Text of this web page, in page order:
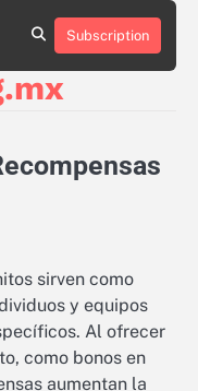
About
Contact
Cookie
Privacy
Sitemap
Terms
Conditions
Subscription
sirven como
y equipos
Al ofrecer
como bonos en
aumentan la